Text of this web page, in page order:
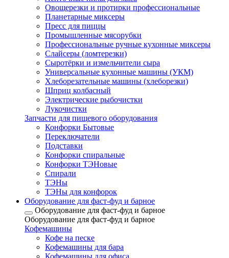
Овощерезки и протирки профессиональные
Планетарные миксеры
Пресс для пиццы
Промышленные мясорубки
Профессиональные ручные кухонные миксеры
Слайсеры (ломтерезки)
Сыротёрки и измельчители сыра
Универсальные кухонные машины (УКМ)
Хлеборезательные машины (хлеборезки)
Шприц колбасный
Электрические рыбочистки
Лукочистки
Запчасти для пищевого оборудования
Конфорки Бытовые
Переключатели
Подставки
Конфорки спиральные
Конфорки ТЭНовые
Спирали
ТЭНы
ТЭНы для конфорок
Оборудование для фаст-фуд и барное
Оборудование для фаст-фуд и барное
Оборудование для фаст-фуд и барное
Кофемашины
Кофе на песке
Кофемашины для бара
Кофемашины для офиса